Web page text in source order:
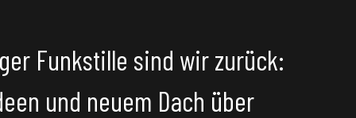
Funkstille sind wir zurück:
und neuem Dach über